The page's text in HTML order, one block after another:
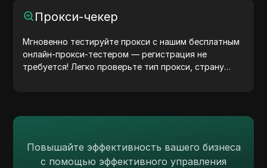
Упростите свои рабочие процессы — начните
Прокси-чекер
Мгновенно тестируйте прокси с нашим бесплатным
онлайн-прокси-тестером — регистрация не
требуется! Легко проверьте тип прокси, страну
Повышайте эффективность вашего бизнеса
с помощью эффективного управления